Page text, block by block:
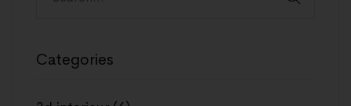
Categories